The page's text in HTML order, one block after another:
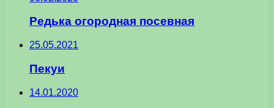
Редька огородная посевная
25.05.2021
Пекуи
14.01.2020